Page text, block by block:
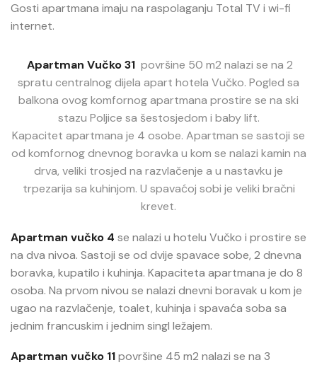
Gosti apartmana imaju na raspolaganju Total TV i wi-fi
internet.
Apartman Vučko 31 površine 50 m2 nalazi se na 2
spratu centralnog dijela apart hotela Vučko. Pogled sa
balkona ovog komfornog apartmana prostire se na ski
stazu Poljice sa šestosjedom i baby lift.
Kapacitet apartmana je 4 osobe. Apartman se sastoji se
od komfornog dnevnog boravka u kom se nalazi kamin na
drva, veliki trosjed na razvlačenje a u nastavku je
trpezarija sa kuhinjom. U spavaćoj sobi je veliki bračni
krevet.
Apartman vučko 4 se nalazi u hotelu Vučko i prostire se
na dva nivoa. Sastoji se od dvije spavace sobe, 2 dnevna
boravka, kupatilo i kuhinja. Kapaciteta apartmana je do 8
osoba. Na prvom nivou se nalazi dnevni boravak u kom je
ugao na razvlačenje, toalet, kuhinja i spavaća soba sa
jednim francuskim i jednim singl ležajem.
Apartman vučko 11površine 45 m2 nalazi se na 3